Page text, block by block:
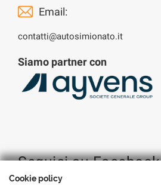
Email:
contatti@autosimionato.it
Siamo partner con
Seguici su Facebook
Cookie policy